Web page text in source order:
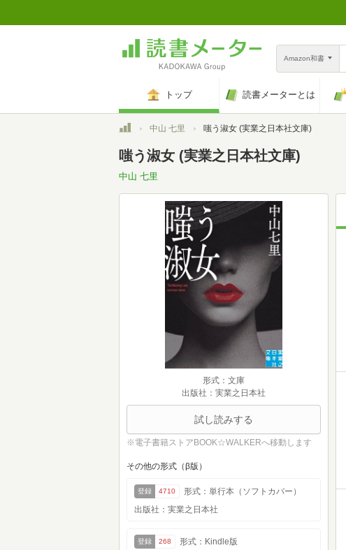
Amazon和書
トップ 読書メーターとは
トップ中山 七里 嗤う淑女 (実業之日本社文庫)
嗤う淑女 (実業之日本社文庫)
中山 七里
形式：文庫
出版社：実業之日本社
試し読みする
※電子書籍ストアBOOK☆WALKERへ移動します
その他の形式（β版）
登録 4710
形式：単行本（ソフトカバー）
出版社：実業之日本社
登録 268
形式：Kindle版